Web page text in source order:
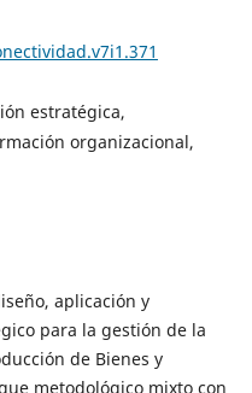
estratégica,
organizacional,
aplicación y
para la gestión de la
de Bienes y
metodológico mixto con